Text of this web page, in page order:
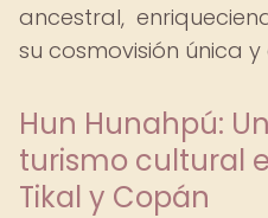
ancestral,
su cosmovisión única
Hun Hunahpú:
turismo cultural
Tikal y Copán